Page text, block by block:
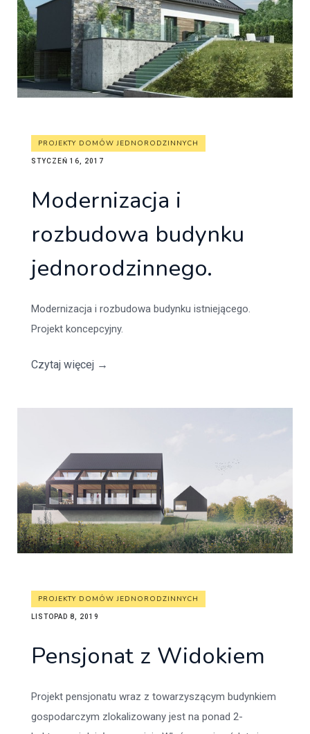
PROJEKTY DOMÓW JEDNORODZINNYCH
STYCZEŃ 16, 2017
Modernizacja i
rozbudowa budynku
jednorodzinnego.
Modernizacja i rozbudowa budynku istniejącego.
Projekt koncepcyjny.
Czytaj więcej →
PROJEKTY DOMÓW JEDNORODZINNYCH
LISTOPAD 8, 2019
Pensjonat z Widokiem
Projekt pensjonatu wraz z towarzyszącym budynkiem
gospodarczym zlokalizowany jest na ponad 2-